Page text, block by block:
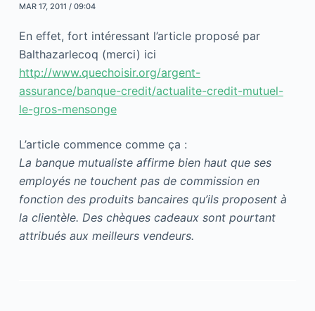
MAR 17, 2011 / 09:04
En effet, fort intéressant l’article proposé par
Balthazarlecoq (merci) ici
http://www.quechoisir.org/argent-
assurance/banque-credit/actualite-credit-mutuel-
le-gros-mensonge
L’article commence comme ça :
La banque mutualiste affirme bien haut que ses
employés ne touchent pas de commission en
fonction des produits bancaires qu’ils proposent à
la clientèle. Des chèques cadeaux sont pourtant
attribués aux meilleurs vendeurs.